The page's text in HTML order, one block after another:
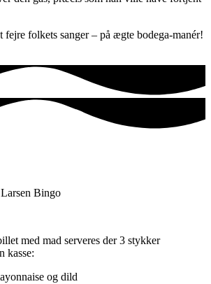
folkets sanger – på ægte bodega-manér!
Bingo
med mad serveres der 3 stykker
kasse:
og dild